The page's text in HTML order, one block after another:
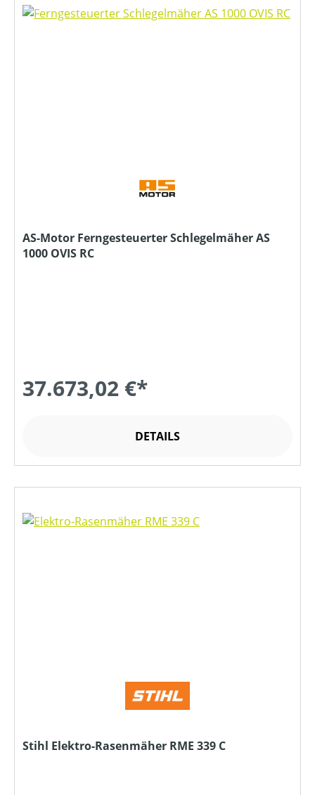
AS-Motor Ferngesteuerter Schlegelmäher AS
1000 OVIS RC
37.673,02 €*
DETAILS
Stihl Elektro-Rasenmäher RME 339 C